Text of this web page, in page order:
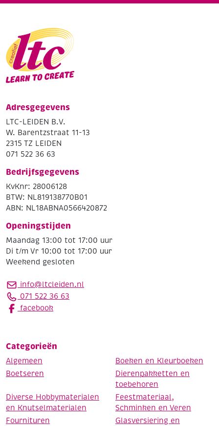
Adresgegevens
LTC-LEIDEN B.V.
W. Barentzstraat 11-13
2315 TZ LEIDEN
071 522 36 63
Bedrijfsgegevens
KvKnr: 28006128
BTW: NL819138770B01
ABN: NL18ABNA0566420872
Openingstijden
Maandag 13:00 tot 17:00 uur
Di t/m Vr 10:00 tot 17:00 uur
Weekend gesloten
info@ltcleiden.nl
071 522 36 63
facebook
Categorieën
Algemeen
Boeken en Kleurboeken
Boetseren
Dierenpakketten en
toebehoren
Diverse Hobbymaterialen
en Knutselmaterialen
Feestmateriaal,
Schminken en Veren
Fournituren
Glasversiering en